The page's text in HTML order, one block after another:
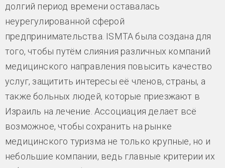
долгий период времени оставалась
неурегулированной сферой
предпринимательства. ISMTA была создана для
того, чтобы путём слияния различных компаний
медицинского направления повысить качество
услуг, защитить интересы её членов, страны, а
также больных людей, которые приезжают в
Израиль на лечение. Ассоциация делает всё
возможное, чтобы сохранить на рынке
медицинского туризма не только крупные, но и
небольшие компании, ведь главные критерии их